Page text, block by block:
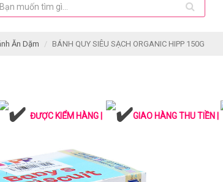
Ăn Dặm BÁNH QUY SIÊU SẠCH ORGANIC HIPP 150G
ĐƯỢC KIỂM HÀNG | GIAO HÀNG THU TIỀN |